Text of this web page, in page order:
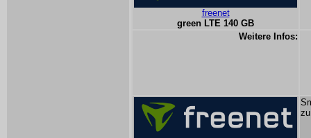
freenet
green LTE 140 GB
Weitere Infos: